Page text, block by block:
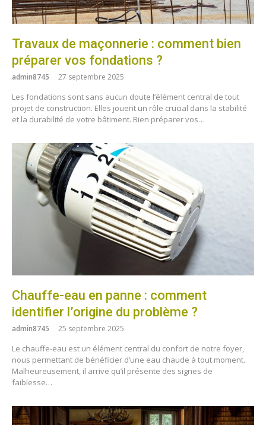
Travaux de maçonnerie : comment bien
préparer vos fondations ?
admin8745 27 septembre 2025
Les fondations sont sans aucun doute l’élément central de tout
projet de construction. Elles jouent un rôle crucial dans la stabilité
et la durabilité de votre bâtiment. Bien préparer vos…
Chauffe-eau en panne : comment
identifier l’origine du problème ?
admin8745 25 septembre 2025
Le chauffe-eau est un élément central du confort de notre foyer,
nous permettant de bénéficier d’une eau chaude à tout moment.
Malheureusement, il arrive qu’il présente des signes de
faiblesse…